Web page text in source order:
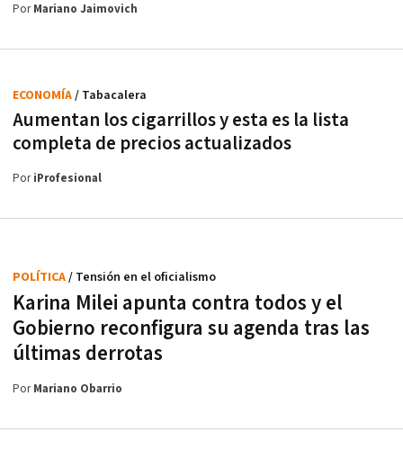
PorMariano Jaimovich
Aumentan los cigarrillos y esta es la lista
completa de precios actualizados
ECONOMÍA/ Tabacalera
PoriProfesional
Karina Milei apunta contra todos y el
Gobierno reconfigura su agenda tras las
últimas derrotas
POLÍTICA/ Tensión en el oficialismo
PorMariano Obarrio